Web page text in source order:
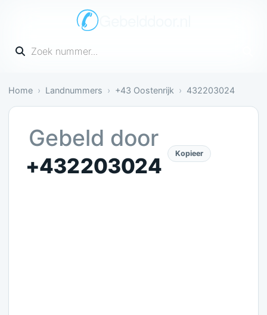
Gebelddoor.nl
Vul een telefoonnummer in
Home Landnummers +43 Oostenrijk 432203024
Nog onbekend: Nog geen meldingen over dit
Gebeld door
+432203024
Kopieer